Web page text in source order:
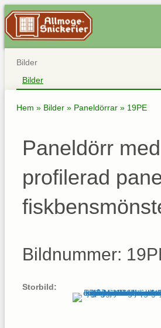
Bilder
Bilder
Hem » Bilder » Paneldörrar » 19PE
Paneldörr med
profilerad
Bildnummer:
Storbild: